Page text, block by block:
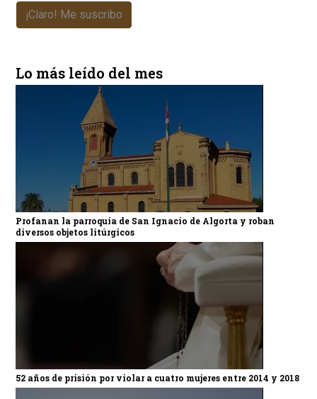
¡Claro! Me suscribo
Lo más leído del mes
Profanan la parroquia de San Ignacio de Algorta y roban
diversos objetos litúrgicos
52 años de prisión por violar a cuatro mujeres entre 2014 y 2018